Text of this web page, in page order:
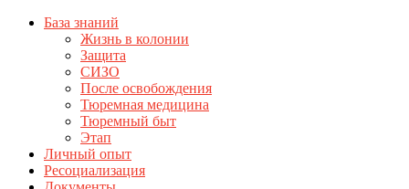
База знаний
Жизнь в колонии
Защита
СИЗО
После освобождения
Тюремная медицина
Тюремный быт
Этап
Личный опыт
Ресоциализация